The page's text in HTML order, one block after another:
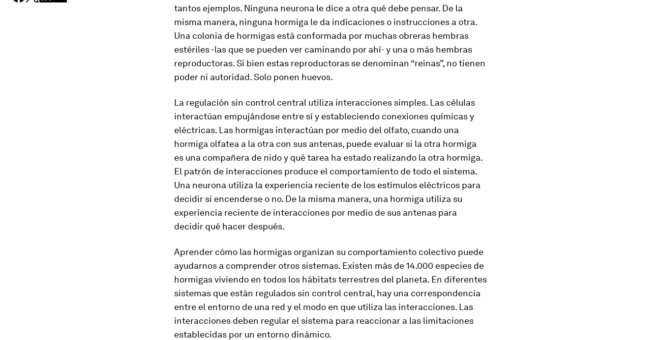
tantos ejemplos. Ninguna neurona le dice a otra qué debe pensar. De la
misma manera, ninguna hormiga le da indicaciones o instrucciones a otra.
Una colonia de hormigas está conformada por muchas obreras hembras
estériles -las que se pueden ver caminando por ahí- y una o más hembras
reproductoras. Si bien estas reproductoras se denominan “reinas”, no tienen
poder ni autoridad. Solo ponen huevos.
La regulación sin control central utiliza interacciones simples. Las células
interactúan empujándose entre sí y estableciendo conexiones químicas y
eléctricas. Las hormigas interactúan por medio del olfato, cuando una
hormiga olfatea a la otra con sus antenas, puede evaluar si la otra hormiga
es una compañera de nido y qué tarea ha estado realizando la otra hormiga.
El patrón de interacciones produce el comportamiento de todo el sistema.
Una neurona utiliza la experiencia reciente de los estímulos eléctricos para
decidir si encenderse o no. De la misma manera, una hormiga utiliza su
experiencia reciente de interacciones por medio de sus antenas para
decidir qué hacer después.
Aprender cómo las hormigas organizan su comportamiento colectivo puede
ayudarnos a comprender otros sistemas. Existen más de 14.000 especies de
hormigas viviendo en todos los hábitats terrestres del planeta. En diferentes
sistemas que están regulados sin control central, hay una correspondencia
entre el entorno de una red y el modo en que utiliza las interacciones. Las
interacciones deben regular el sistema para reaccionar a las limitaciones
establecidas por un entorno dinámico.